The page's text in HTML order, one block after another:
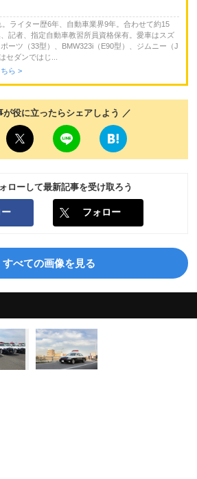
。ライター歴6年、自動車業界9年。合わせて約15
記者、指定自動車教習所員資格保有。愛車はスズ
ーツ（33型）、BMW323i（E90型）、ジムニー（J
セダンではじ...
ら >
が役に立ったらシェアしよう ／
ローして最新記事を受け取ろう
フォロー
すべての画像を見る